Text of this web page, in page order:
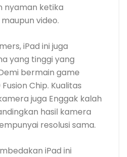
nyaman ketika
video.
iPad ini juga
yang tinggi yang
bermain game
Chip. Kualitas
juga Enggak kalah
hasil kamera
resolusi sama.
iPad ini